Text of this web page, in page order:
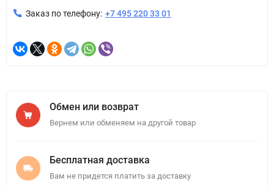
Заказ по телефону: +7 495 220 33 01
Обмен или возврат
Вернем или обменяем на другой товар
Бесплатная доставка
Вам не придется платить за доставку